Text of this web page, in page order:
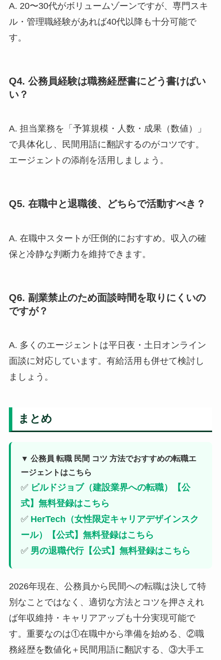
A. 20〜30代がボリュームゾーンですが、専門スキ
ル・管理職経験があれば40代以降も十分可能で
す。
Q4. 公務員経験は職務経歴書にどう書けばい
い？
A. 担当業務を「予算規模・人数・成果（数値）」
で具体化し、民間用語に翻訳するのがコツです。
エージェントの添削を活用しましょう。
Q5. 在職中と退職後、どちらで活動すべき？
A. 在職中スタートが圧倒的におすすめ。収入の確
保と冷静な判断力を維持できます。
Q6. 副業禁止のため面談時間を取りにくいの
ですが？
A. 多くのエージェントは平日夜・土日オンライン
面談に対応しています。有給活用も併せて検討し
ましょう。
まとめ
▼ 公務員 転職 民間 コツ 方法でおすすめの転職エ
ージェントはこちら
✅ ビルドジョブ（建設業界への転職）【公
式】無料登録はこちら
✅ HerTech（女性限定キャリアデザインスク
ール）【公式】無料登録はこちら
✅ 男の退職代行【公式】無料登録はこちら
2026年現在、公務員から民間への転職は決して特
別なことではなく、適切な方法とコツを押さえれ
ば年収維持・キャリアアップも十分実現可能で
す。重要なのは①在職中から準備を始める、②職
務経歴を数値化＋民間用語に翻訳する、③大手エ